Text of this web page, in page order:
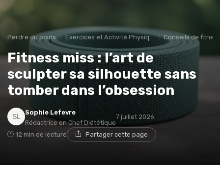
Perdre du poids Exercices et Activité Physique Conseils de
Fitness miss : l’art de
sculpter sa silhouette sans
tomber dans l’obsession
Sophie Lefevre
Rédactrice en Chef Diététique
7 juillet 2026
12 min de lecture Partager cette page